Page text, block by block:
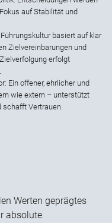
auf Stabilität und
basiert auf klar
Zielvereinbarungen und
erfolgt
Ein offener, ehrlicher und
wie extern – unterstützt
Vertrauen.
Werten geprägtes
absolute